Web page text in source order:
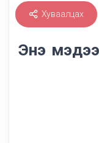
Хуваалцах
Энэ